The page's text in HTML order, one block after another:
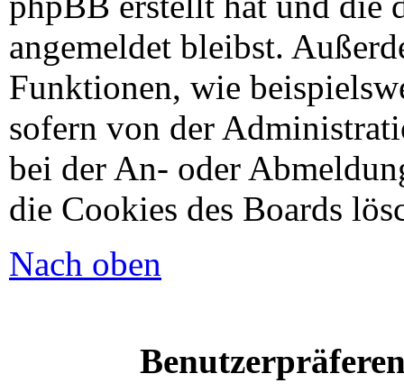
angemeldet bleibst.
Funktionen, wie
sofern von der
bei der An- oder
die Cookies des Boards
Nach oben